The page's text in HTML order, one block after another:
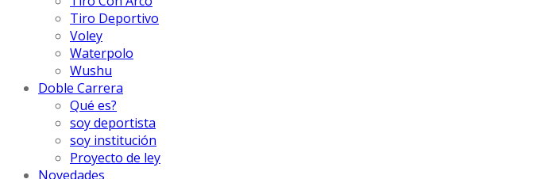
Tiro Deportivo
Voley
Waterpolo
Wushu
Doble Carrera
Qué es?
soy deportista
soy institución
Proyecto de ley
Novedades